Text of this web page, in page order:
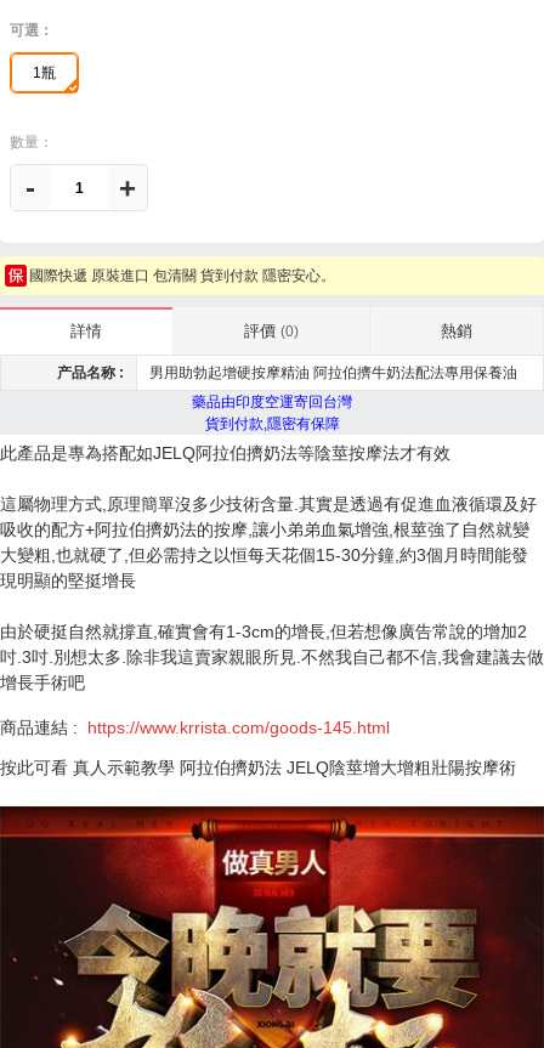
可選：
1瓶
數量：
- +
國際快遞 原裝進口 包清關 貨到付款 隱密安心。
詳情 評價 (0) 熱銷
产品名称 :
男用助勃起增硬按摩精油 阿拉伯擠牛奶法配法專用保養油
藥品由印度空運寄回台灣
貨到付款,隱密有保障
此產品是專為搭配如JELQ阿拉伯擠奶法等陰莖按摩法才有效
這屬物理方式,原理簡單沒多少技術含量.其實是透過有促進血液循環及好
吸收的配方+阿拉伯擠奶法的按摩,讓小弟弟血氣增強,根莖強了自然就變
大變粗,也就硬了,但必需持之以恒每天花個15-30分鐘,約3個月時間能發
現明顯的堅挺增長
由於硬挺自然就撐直,確實會有1-3cm的增長,但若想像廣告常說的增加2
吋.3吋.別想太多.除非我這賣家親眼所見.不然我自己都不信,我會建議去做
增長手術吧
商品連結 : https://www.krrista.com/goods-145.html
按此可看 真人示範教學 阿拉伯擠奶法 JELQ陰莖增大增粗壯陽按摩術